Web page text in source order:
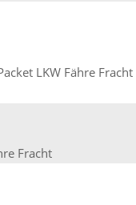
LKW Fähre Fracht
Fracht